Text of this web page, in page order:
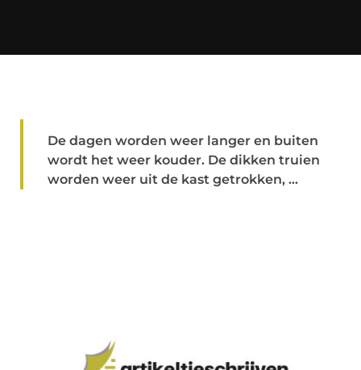
De dagen worden weer langer en buiten
wordt het weer kouder. De dikken truien
worden weer uit de kast getrokken, ...